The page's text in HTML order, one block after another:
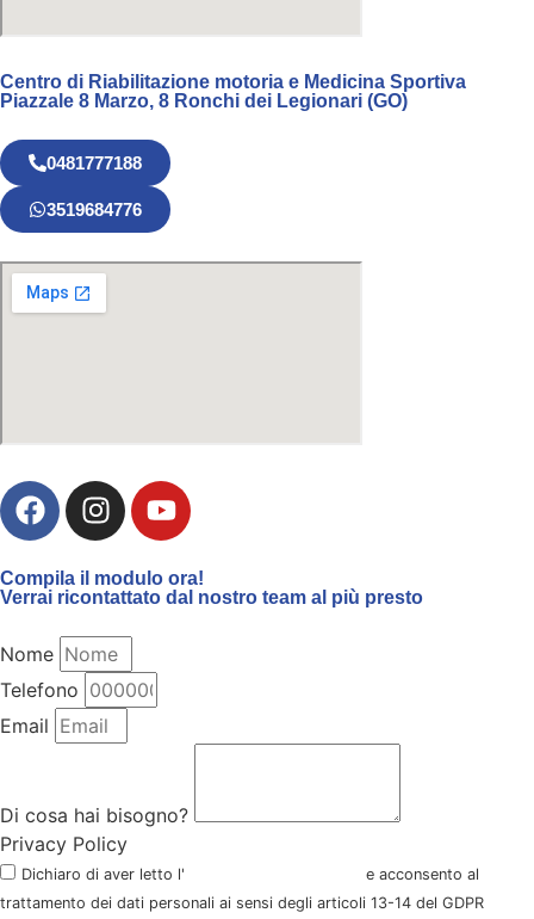
Centro di Riabilitazione motoria e Medicina Sportiva
Piazzale 8 Marzo, 8 Ronchi dei Legionari (GO)
0481777188
3519684776
Compila il modulo ora!
Verrai ricontattato dal nostro team al più presto
Nome
Telefono
Email
Di cosa hai bisogno?
Privacy Policy
Dichiaro di aver letto l'
e acconsento al
trattamento dei dati personali ai sensi degli articoli 13-14 del GDPR